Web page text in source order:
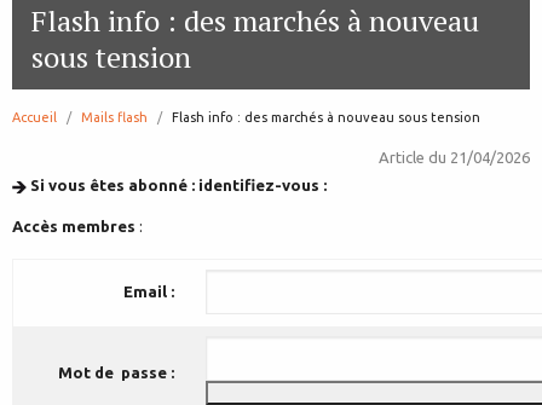
Flash info : des marchés à nouveau
sous tension
Accueil Mails flash page:
Flash info : des marchés à nouveau sous tension
Article du 21/04/2026
Si vous êtes abonné : identifiez-vous :
Accès membres :
Email :
Mot de passe :